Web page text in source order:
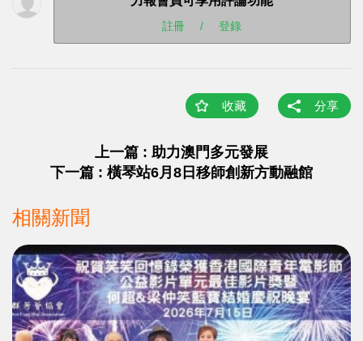
註冊 / 登錄
收藏 分享
上一篇 : 助力澳門多元發展
下一篇 : 橫琴站6月8日移師創新方動融館
相關新聞